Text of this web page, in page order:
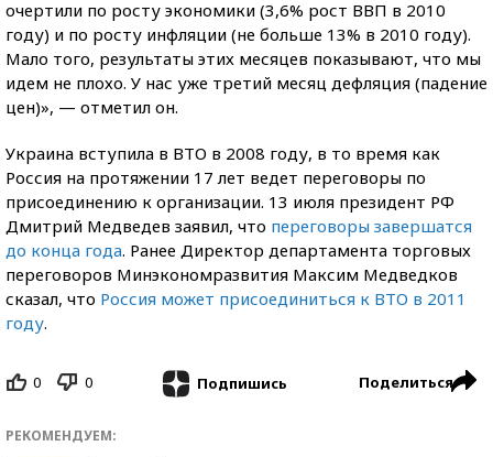
очертили по росту экономики (3,6% рост ВВП в 2010
году) и по росту инфляции (не больше 13% в 2010 году).
Мало того, результаты этих месяцев показывают, что мы
идем не плохо. У нас уже третий месяц дефляция (падение
цен)», — отметил он.
Украина вступила в ВТО в 2008 году, в то время как
Россия на протяжении 17 лет ведет переговоры по
присоединению к организации. 13 июля президент РФ
Дмитрий Медведев заявил, что переговоры завершатся
до конца года. Ранее Директор департамента торговых
переговоров Минэкономразвития Максим Медведков
сказал, что Россия может присоединиться к ВТО в 2011
году.
0 0 Подпишись Поделиться
РЕКОМЕНДУЕМ: